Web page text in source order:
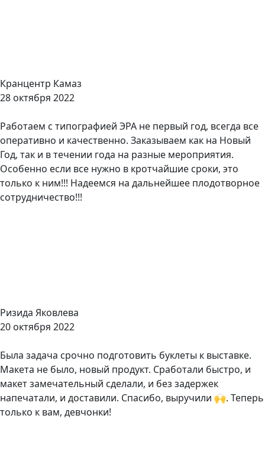
Кранцентр Камаз
28 октября 2022
Работаем с типографией ЭРА не первый год, всегда все
оперативно и качественно. Заказываем как на Новый
Год, так и в течении года на разные мероприятия.
Особенно если все нужно в кротчайшие сроки, это
только к ним!!! Надеемся на дальнейшее плодотворное
сотрудничество!!!
Ризида Яковлева
20 октября 2022
Была задача срочно подготовить буклеты к выставке.
Макета не было, новый продукт. Сработали быстро, и
макет замечательный сделали, и без задержек
напечатали, и доставили. Спасибо, выручили 🙌. Теперь
только к вам, девчонки!